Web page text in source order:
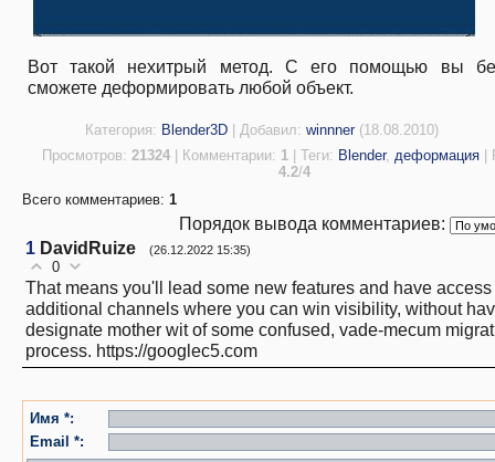
Вот такой нехитрый метод. С его помощью вы
сможете деформировать любой объект.
Категория: Blender3D| Добавил: winnner(18.08.2010)
Просмотров: 21324| Комментарии: 1| Теги: Blender, деформация|
4.2/4
Всего комментариев: 1
Порядок вывода комментариев:
1 DavidRuize (26.12.2022 15:35)
0
That means you'll lead some new features and have access
additional channels where you can win visibility, without
designate mother wit of some confused, vade-mecum
process. https://googlec5.com
Имя *:
Email *: